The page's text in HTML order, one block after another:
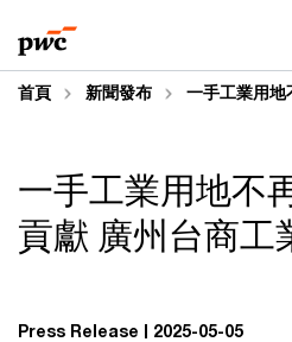
to
content
to
footer
首頁 新聞發布 一手工業用地
一手工業用地不
貢獻 廣州台商工
Press Release 2025-05-05